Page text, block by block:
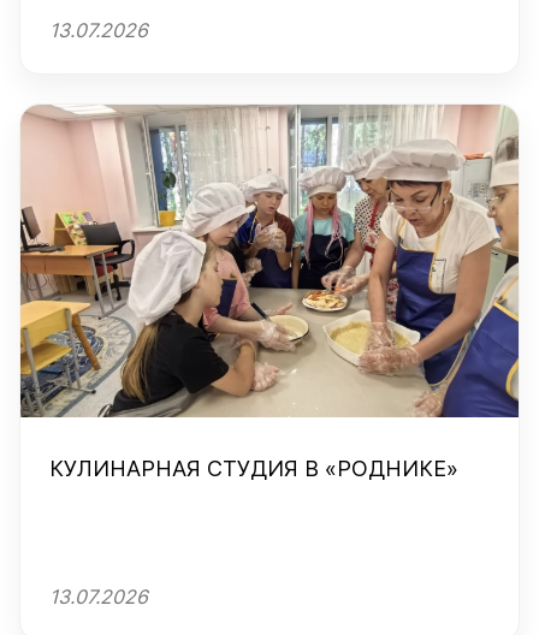
проекте «Мои наставники»
13.07.2026
КУЛИНАРНАЯ СТУДИЯ В «РОДНИКЕ»
13.07.2026